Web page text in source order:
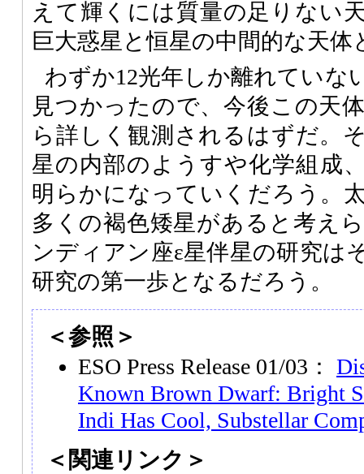
えて輝くには質量の足りない
巨大惑星と恒星の中間的な天
わずか12光年しか離れていな
見つかったので、今後この天
ら詳しく観測されるはずだ。
星の内部のようすや化学組成
明らかになっていくだろう。
多くの褐色矮星があると考え
ンディアン座ε星伴星の研究は
研究の第一歩となるだろう。
＜参照＞
ESO Press Release 01/03：
Known Brown Dwarf: Bright
Indi Has Cool, Substellar
＜関連リンク＞